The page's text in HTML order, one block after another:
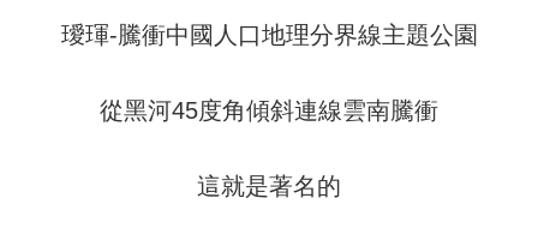
璦琿-騰衝中國人口地理分界線主題公園
從黑河45度角傾斜連線雲南騰衝
這就是著名的